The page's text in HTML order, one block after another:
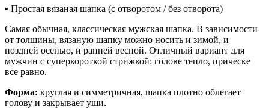
▪ Простая вязаная шапка (с отворотом / без отворота)
Самая обычная, классическая мужская шапка. В зависимости
от толщины, вязаную шапку можно носить и зимой, и
поздней осенью, и ранней весной. Отличный вариант для
мужчин с суперкороткой стрижкой: голове тепло, прическе
все равно.
Форма: круглая и симметричная, шапка плотно облегает
голову и закрывает уши.